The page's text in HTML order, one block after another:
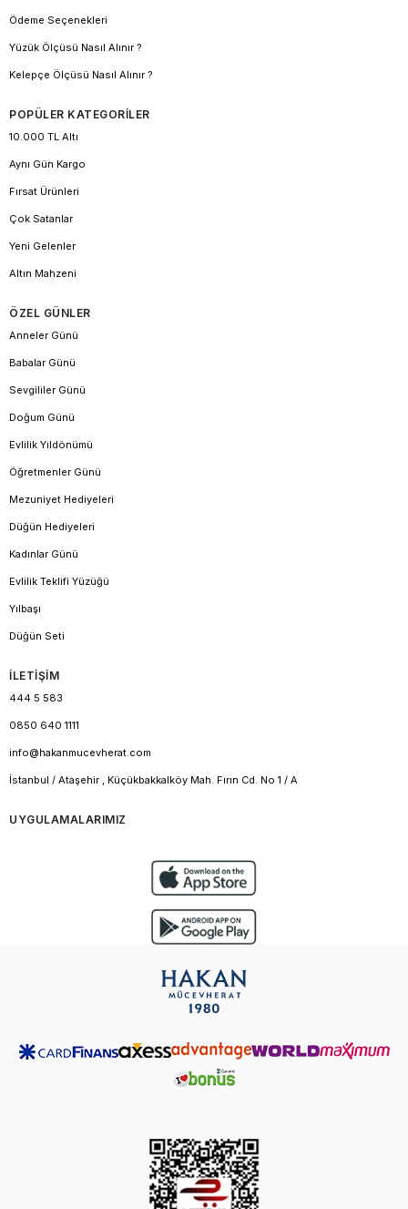
Ödeme Seçenekleri
Yüzük Ölçüsü Nasıl Alınır ?
Kelepçe Ölçüsü Nasıl Alınır ?
POPÜLER KATEGORİLER
10.000 TL Altı
Aynı Gün Kargo
Fırsat Ürünleri
Çok Satanlar
Yeni Gelenler
Altın Mahzeni
ÖZEL GÜNLER
Anneler Günü
Babalar Günü
Sevgililer Günü
Doğum Günü
Evlilik Yıldönümü
Öğretmenler Günü
Mezuniyet Hediyeleri
Düğün Hediyeleri
Kadınlar Günü
Evlilik Teklifi Yüzüğü
Yılbaşı
Düğün Seti
İLETİŞİM
444 5 583
0850 640 1111
info@hakanmucevherat.com
İstanbul / Ataşehir , Küçükbakkalköy Mah. Fırın Cd. No 1 / A
UYGULAMALARIMIZ